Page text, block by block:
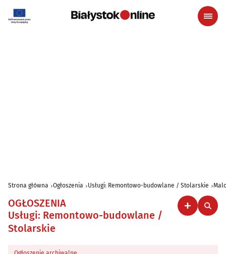
Strona główna Ogłoszenia Usługi: Remontowo-budowlane / Stolarskie
OGŁOSZENIA
Usługi: Remontowo-budowlane /
Stolarskie